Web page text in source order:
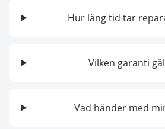
Hur lång tid tar
Vilken garanti
Vad händer med